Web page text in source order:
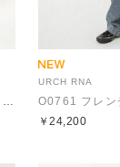
O0761 フレンチワークのサスペンダーチョアパンツ
URCH RNA
￥24,200